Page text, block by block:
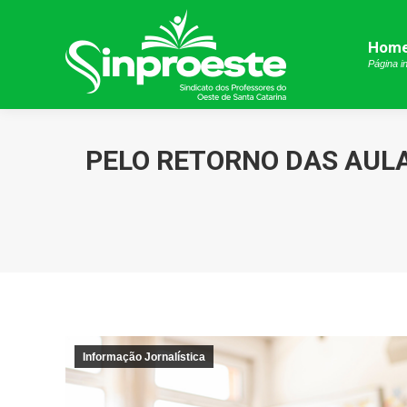
Página
PELO RETORNO DAS
Informação Jornalística
Página